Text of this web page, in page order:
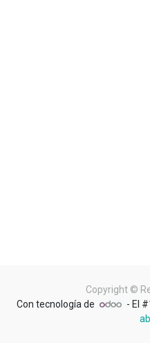
Copyright ©
Con tecnología de
- El